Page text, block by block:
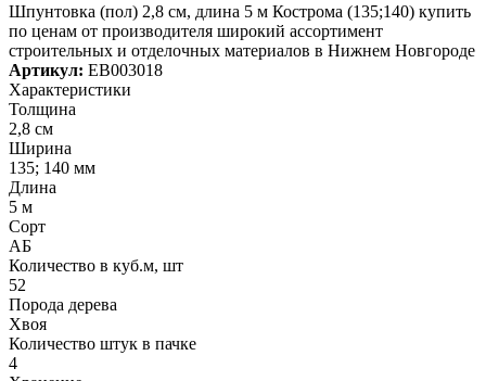
Шпунтовка (пол) 2,8 см, длина 5 м Кострома (135;140) купить
по ценам от производителя широкий ассортимент
строительных и отделочных материалов в Нижнем Новгороде
Артикул: ЕВ003018
Характеристики
Толщина
2,8 см
Ширина
135; 140 мм
Длина
5 м
Сорт
АБ
Количество в куб.м, шт
52
Порода дерева
Хвоя
Количество штук в пачке
4